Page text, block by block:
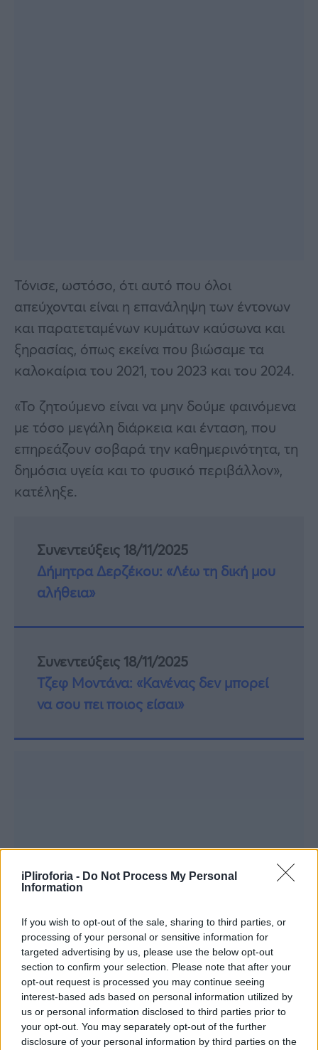
iPliroforia - Do Not Process My Personal
Information
If you wish to opt-out of the sale, sharing to third parties, or
processing of your personal or sensitive information for
targeted advertising by us, please use the below opt-out
section to confirm your selection. Please note that after your
opt-out request is processed you may continue seeing
interest-based ads based on personal information utilized by
us or personal information disclosed to third parties prior to
your opt-out. You may separately opt-out of the further
disclosure of your personal information by third parties on the
Τόνισε, ωστόσο, ότι αυτό που όλοι
απεύχονται είναι η επανάληψη των έντονων
και παρατεταμένων κυμάτων καύσωνα και
ξηρασίας, όπως εκείνα που βιώσαμε τα
καλοκαίρια του 2021, του 2023 και του 2024.
«Το ζητούμενο είναι να μην δούμε φαινόμενα
με τόσο μεγάλη διάρκεια και ένταση, που
επηρεάζουν σοβαρά την καθημερινότητα, τη
δημόσια υγεία και το φυσικό περιβάλλον»,
κατέληξε.
Συνεντεύξεις 18/11/2025
Δήμητρα Δερζέκου: «Λέω τη δική μου
αλήθεια»
Συνεντεύξεις 18/11/2025
Τζεφ Μοντάνα: «Κανένας δεν μπορεί
να σου πει ποιος είσαι»